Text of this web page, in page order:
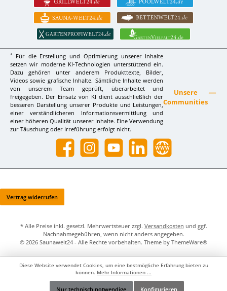
*
Für die Erstellung und Optimierung unserer Inhalte
setzen wir moderne KI-Technologien unterstützend ein.
Dazu gehören unter anderem Produkttexte, Bilder,
Videos sowie grafische Inhalte. Sämtliche Inhalte werden
von unserem Team geprüft, überarbeitet und
freigegeben. Der Einsatz von KI dient ausschließlich der
besseren Darstellung unserer Produkte und Leistungen,
einer verständlicheren Informationsvermittlung und
einer höheren Qualität unserer Inhalte. Eine Verwendung
zur Täuschung oder Irreführung erfolgt nicht.
Unsere
Communities
Facebook InstagramYouTube LinkedIn Website
Vertrag widerrufen
* Alle Preise inkl. gesetzl. Mehrwertsteuer zzgl. Versandkosten und ggf.
Nachnahmegebühren, wenn nicht anders angegeben.
© 2026 Saunawelt24 - Alle Rechte vorbehalten. Theme by ThemeWare®
Diese Website verwendet Cookies, um eine bestmögliche Erfahrung bieten zu
können. Mehr Informationen ...
Nur technisch notwendige Konfigurieren